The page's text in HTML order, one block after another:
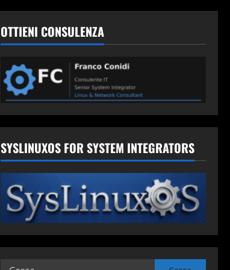
OTTIENI CONSULENZA
SYSLINUXOS FOR SYSTEM INTEGRATORS
Ricerca